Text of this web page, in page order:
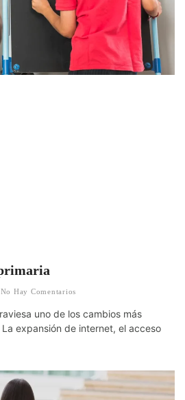
No Hay Comentarios
uno de los cambios más
expansión de internet, el acceso